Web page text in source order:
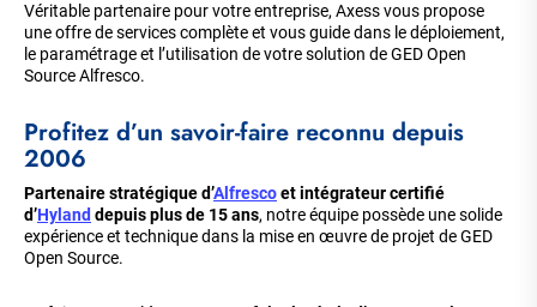
Véritable partenaire pour votre entreprise, Axess vous propose
une offre de services complète et vous guide dans le déploiement,
le paramétrage et l’utilisation de votre solution de GED Open
Source Alfresco.
Profitez d’un savoir-faire reconnu depuis
2006
Partenaire stratégique d’Alfrescoet intégrateur certifié
d’Hyland depuis plus de 15 ans, notre équipe possède une solide
expérience et technique dans la mise en œuvre de projet de GED
Open Source.